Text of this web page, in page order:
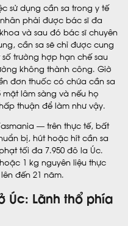
sử dụng cần sa trong y tế
phải được bác sĩ đa
và sau đó bác sĩ chuyên
cần sa sẽ chỉ được cung
trường hợp hạn chế sau
không thành công. Giờ
đơn thuốc có chứa cần sa
lâm sàng và nếu họ
thuận để làm như vậy.
— trên thực tế, bất
bị, hút hoặc hít cần sa
tối đa 7.950 đô la Úc.
1 kg nguyên liệu thực
đến 21 năm.
Úc: Lãnh thổ phía